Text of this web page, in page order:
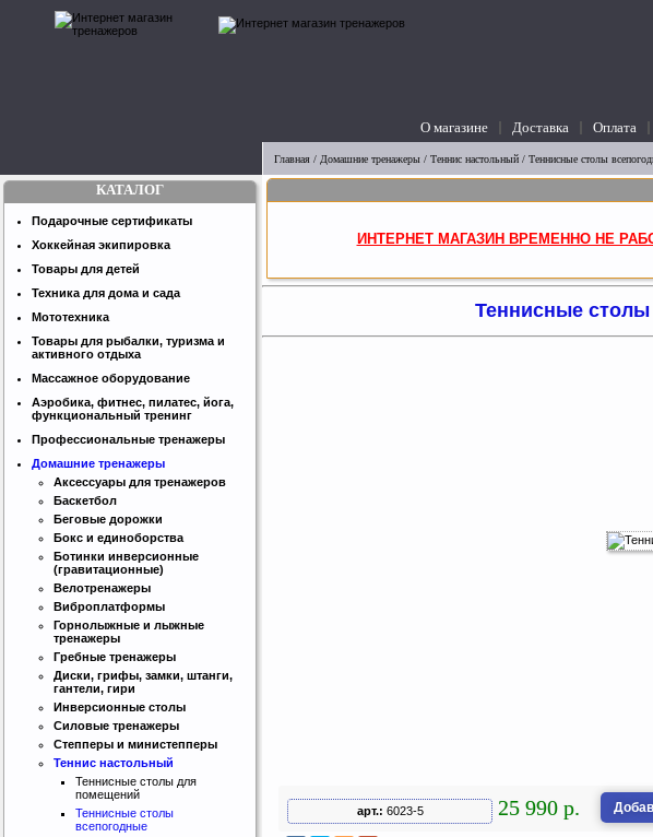
О магазине Доставка Оплата
Главная / Домашние тренажеры / Теннис настольный / Теннисные столы
ИНТЕРНЕТ МАГАЗИН ВРЕМЕННО НЕ
Теннисные
арт.: 6023-5 25 990 р.
КАТАЛОГ
Подарочные сертификаты
Хоккейная экипировка
Товары для детей
Техника для дома и сада
Мототехника
Товары для рыбалки, туризма и
активного отдыха
Массажное оборудование
Аэробика, фитнес, пилатес, йога,
функциональный тренинг
Профессиональные тренажеры
Домашние тренажеры
Аксессуары для тренажеров
Баскетбол
Беговые дорожки
Бокс и единоборства
Ботинки инверсионные
(гравитационные)
Велотренажеры
Виброплатформы
Горнолыжные и лыжные
тренажеры
Гребные тренажеры
Диски, грифы, замки, штанги,
гантели, гири
Инверсионные столы
Силовые тренажеры
Степперы и министепперы
Теннис настольный
Теннисные столы для
помещений
Теннисные столы
всепогодные